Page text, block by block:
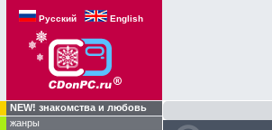
Русский English
NEW! знакомства и любовь
жанры